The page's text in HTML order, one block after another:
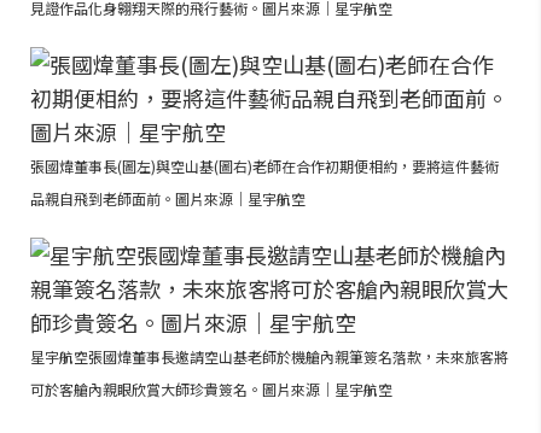
見證作品化身翱翔天際的飛行藝術。圖片來源｜星宇航空
張國煒董事長(圖左)與空山基(圖右)老師在合作初期便相約，要將這件藝術
品親自飛到老師面前。圖片來源｜星宇航空
星宇航空張國煒董事長邀請空山基老師於機艙內親筆簽名落款，未來旅客將
可於客艙內親眼欣賞大師珍貴簽名。圖片來源｜星宇航空